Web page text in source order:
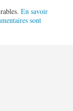
En savoir
sont